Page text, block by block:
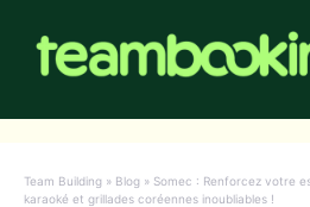
contenu
Team Building » Blog » Somec : Renforcez votre
karaoké et grillades coréennes inoubliables !